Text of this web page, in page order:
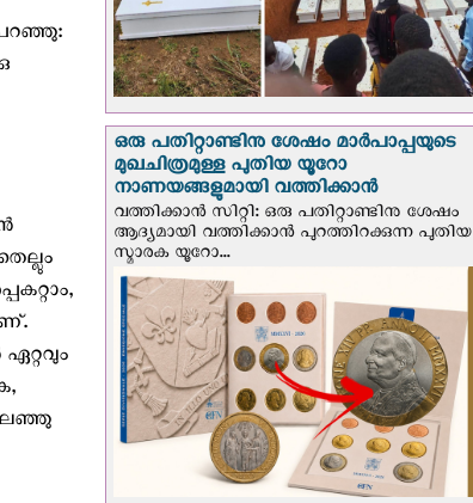
ഒരു പതിറ്റാണ്ടിനു ശേഷം മാർപാപ്പയുടെ
മുഖചിത്രമുള്ള പുതിയ യൂറോ
നാണയങ്ങളുമായി വത്തിക്കാന്‍
വത്തിക്കാന്‍ സിറ്റി: ഒരു പതിറ്റാണ്ടിനു ശേഷം
ആദ്യമായി വത്തിക്കാൻ പുറത്തിറക്കുന്ന പുതിയ
സ്മാരക യൂറോ...